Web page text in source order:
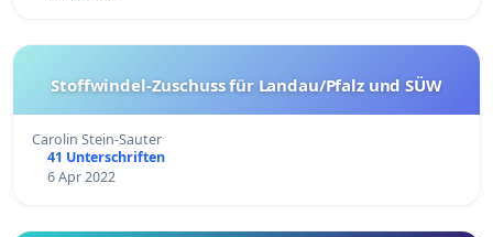
Stoffwindel-Zuschuss für Landau/Pfalz und SÜW
Carolin Stein-Sauter
41 Unterschriften
6 Apr 2022